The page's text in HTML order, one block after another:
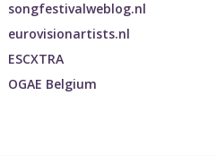
songfestivalweblog.nl
eurovisionartists.nl
ESCXTRA
OGAE Belgium